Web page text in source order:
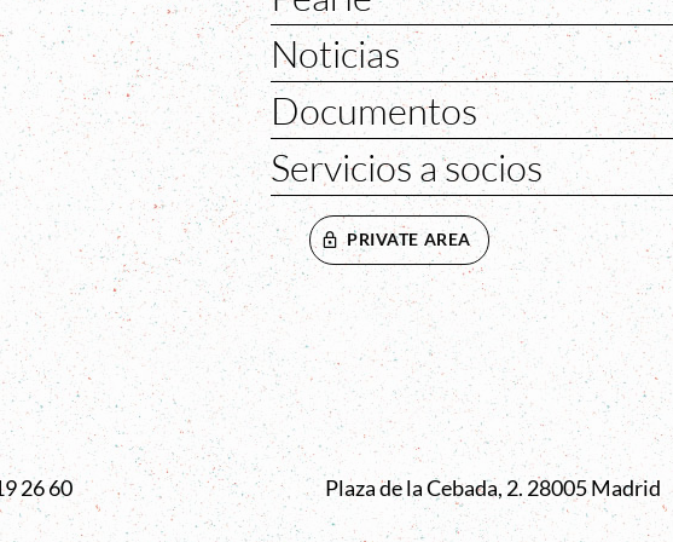
Noticias
Documentos
Servicios a socios
PRIVATE AREA
26 60 Plaza de la Cebada, 2. 28005 Madrid